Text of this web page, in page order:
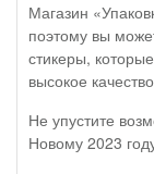
Магазин
поэтому вы
стикеры,
высокое
Не упустите
Новому 2023